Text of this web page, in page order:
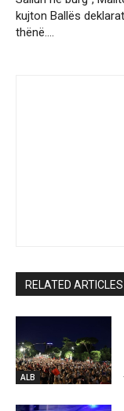
kujton Ballës
thënë….
RELATED ARTICLES
ALB